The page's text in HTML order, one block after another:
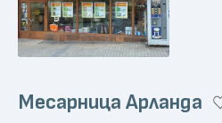
Месарница Арланда